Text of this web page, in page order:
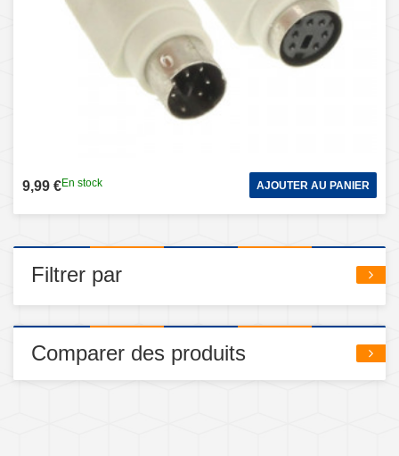
9,99 €En stock AJOUTER AU PANIER
Filtrer par
Comparer des produits